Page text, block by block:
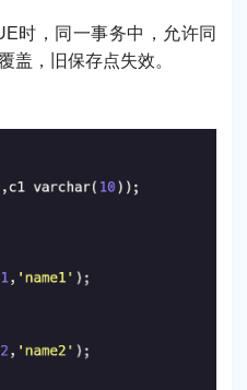
时，同一事务中，允许同
盖，旧保存点失效。